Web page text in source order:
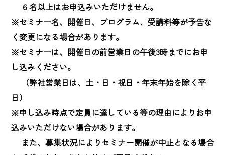
６名以上はお申込みいただけません。
※セミナー名、開催日、プログラム、受講料等が予告な
く変更になる場合があります。
※セミナーは、開催日の前営業日の午後3時までにお申
し込みください。
（弊社営業日は、土・日・祝日・年末年始を除く平
日）
※申し込み時点で定員に達している等の理由によりお申
込みいただけない場合があります。
また、募集状況によりセミナー開催が中止となる場合